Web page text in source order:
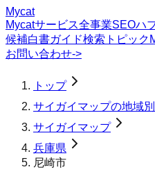
Mycat
Mycatサービス全事業SEOハ
候補白書ガイド検索トピック
お問い合わせ->
トップ
サイガイマップの地域
サイガイマップ
兵庫県
尼崎市